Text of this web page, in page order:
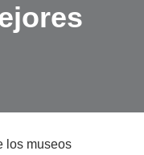
los museos